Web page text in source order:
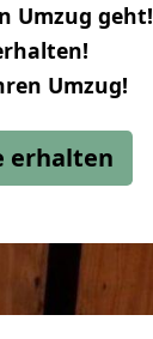
Umzug geht!
Umzug!
erhalten